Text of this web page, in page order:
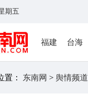
期五
福建 台海
置： 东南网 > 舆情频道